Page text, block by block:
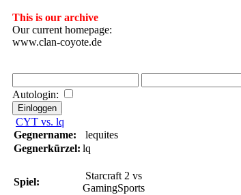
This is our archive
Our current homepage:
www.clan-coyote.de
Autologin:
CYT vs. lq
Gegnername:
lequites
Gegnerkürzel: lq
Spiel:
Starcraft 2 vs
GamingSports